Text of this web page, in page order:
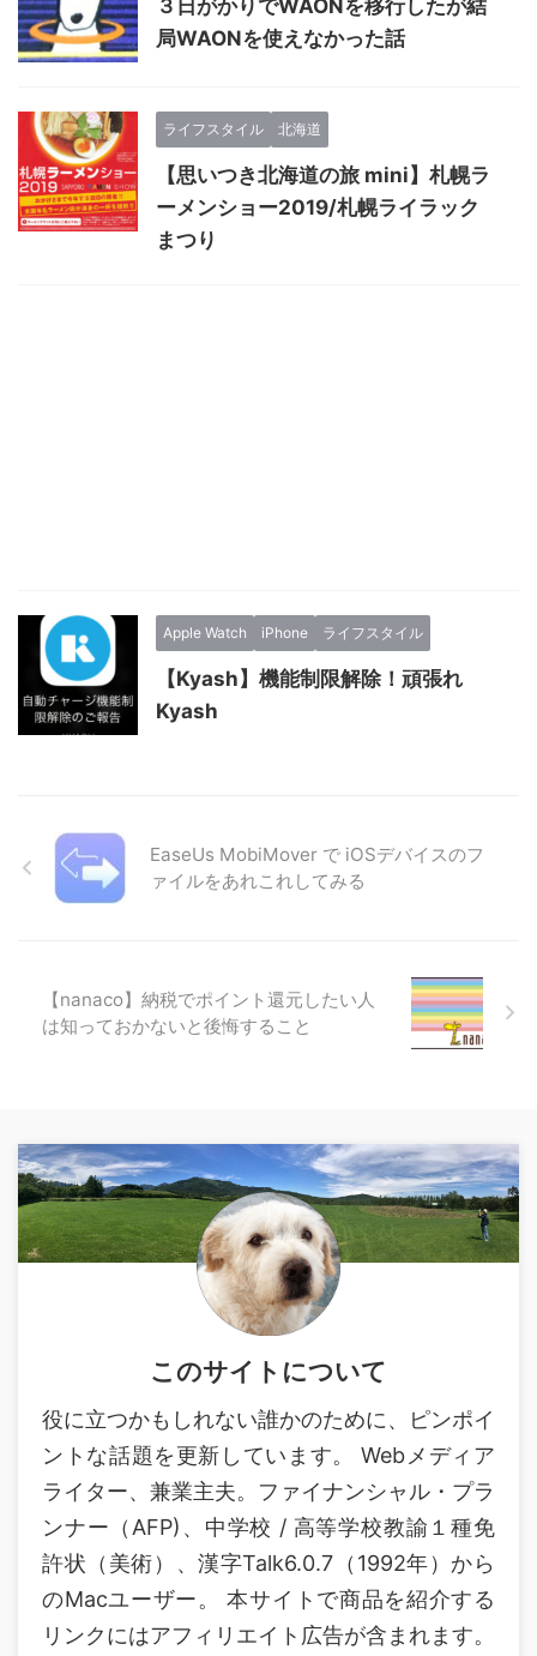
３日がかりでWAONを移行したが結
局WAONを使えなかった話
ライフスタイル 北海道
【思いつき北海道の旅 mini】札幌ラ
ーメンショー2019/札幌ライラック
まつり
Apple Watch iPhone ライフスタイル
【Kyash】機能制限解除！頑張れ
Kyash
EaseUs MobiMover で iOSデバイスのフ
ァイルをあれこれしてみる
【nanaco】納税でポイント還元したい人
は知っておかないと後悔すること
このサイトについて
役に立つかもしれない誰かのために、ピンポイ
ントな話題を更新しています。 Webメディア
ライター、兼業主夫。ファイナンシャル・プラ
ンナー（AFP)、中学校 / 高等学校教諭１種免
許状（美術）、漢字Talk6.0.7（1992年）から
のMacユーザー。 本サイトで商品を紹介する
リンクにはアフィリエイト広告が含まれます。